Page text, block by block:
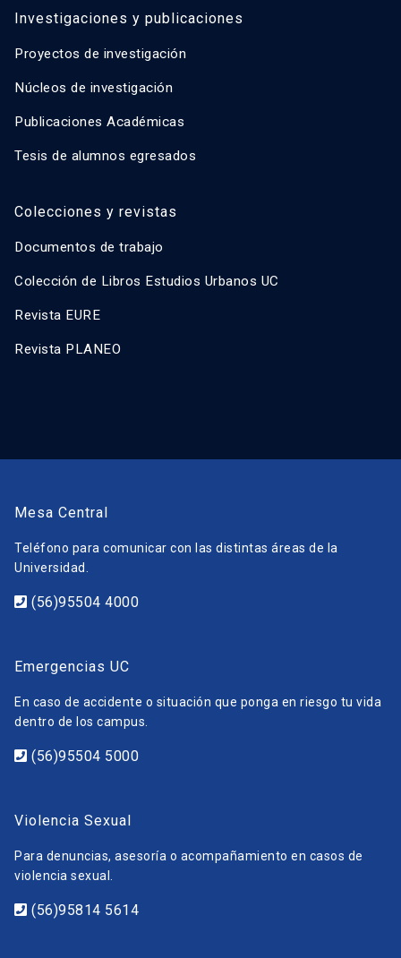
Investigaciones y publicaciones
Proyectos de investigación
Núcleos de investigación
Publicaciones Académicas
Tesis de alumnos egresados
Colecciones y revistas
Documentos de trabajo
Colección de Libros Estudios Urbanos UC
Revista EURE
Revista PLANEO
Mesa Central
Teléfono para comunicar con las distintas áreas de la
Universidad.
(56)95504 4000
Emergencias UC
En caso de accidente o situación que ponga en riesgo tu vida
dentro de los campus.
(56)95504 5000
Violencia Sexual
Para denuncias, asesoría o acompañamiento en casos de
violencia sexual.
(56)95814 5614